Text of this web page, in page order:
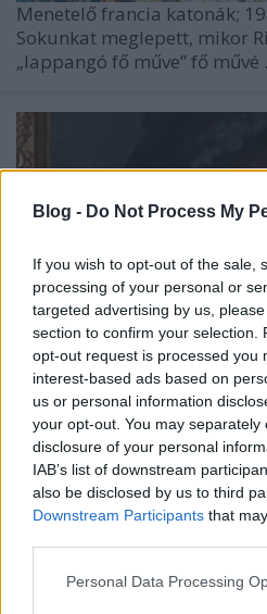
Blog - Do Not Process My
If you wish to opt-out of the sale,
processing of your personal or
targeted advertising by us,
section to confirm your selection.
opt-out request is processed you
interest-based ads based on
us or personal information
your opt-out. You may
disclosure of your personal
IAB’s list of downstream
also be disclosed by us to third
Downstream Participants that
Please note that this website/app
Personal Data Processing
Menetelő francia katonák; 19
Sokunkat meglepett, mikor
„lappangó fő műve” fő művé
Blikkzűr, avagy a
mestert
Festményvizsgálati labor•2020. március
A pasztell technikával készült
Egy festmény megítélése